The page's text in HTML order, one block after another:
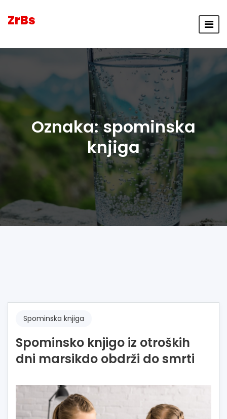
ZrBs
Oznaka:spominska
knjiga
Spominska knjiga
Spominsko knjigo iz otroških
dni marsikdo obdrži do smrti